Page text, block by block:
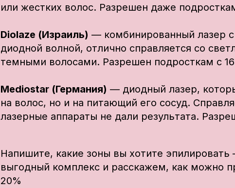
или жестких волос. Разрешен даже
Diolaze (Израиль) — комбинированный лазер
диодной волной, отлично справляется со
темными волосами. Разрешен подросткам с
Mediostar (Германия) — диодный лазер,
на волос, но и на питающий его сосуд.
лазерные аппараты не дали результата.
Напишите, какие зоны вы хотите
выгодный комплекс и расскажем, как можно
20%